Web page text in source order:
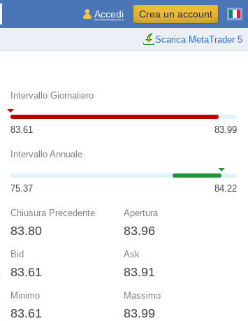
Scarica MetaTrader 5
Accedi Crea un account
Intervallo Giornaliero
83.61 83.99
Intervallo Annuale
75.37 84.22
Chiusura Precedente
83.80
Apertura
83.96
Bid
83.61
Ask
83.91
Minimo
83.61
Massimo
83.99